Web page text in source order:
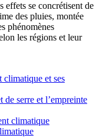
effets se concrétisent de
des pluies, montée
phénomènes
les régions et leur
climatique et ses
de serre et l’empreinte
climatique